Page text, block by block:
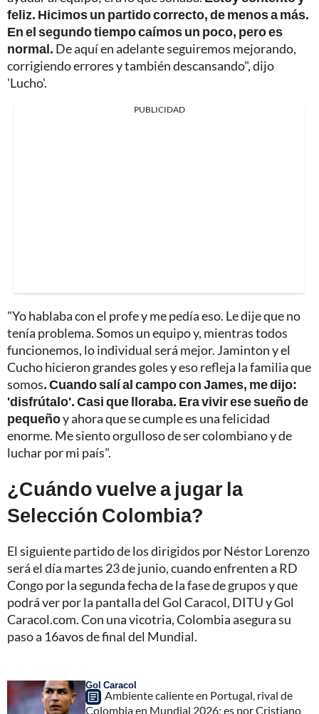
feliz. Hicimos un partido correcto, de menos a más.
En el segundo tiempo caímos un poco, pero es
normal. De aquí en adelante seguiremos mejorando,
corrigiendo errores y también descansando", dijo
'Lucho'.
PUBLICIDAD
"Yo hablaba con el profe y me pedía eso. Le dije que no
tenía problema. Somos un equipo y, mientras todos
funcionemos, lo individual será mejor. Jaminton y el
Cucho hicieron grandes goles y eso refleja la familia que
somos. Cuando salí al campo con James, me dijo:
'disfrútalo'. Casi que lloraba. Era vivir ese sueño de
pequeñoy ahora que se cumple es una felicidad
enorme. Me siento orgulloso de ser colombiano y de
luchar por mi país".
¿Cuándo vuelve a jugar la
Selección Colombia?
El siguiente partido de los dirigidos por Néstor Lorenzo
será el día martes 23 de junio, cuando enfrenten a RD
Congo por la segunda fecha de la fase de grupos y que
podrá ver por la pantalla del Gol Caracol, DITU y Gol
Caracol.com. Con una vicotria, Colombia asegura su
paso a 16avos de final del Mundial.
Gol Caracol
Ambiente caliente en Portugal, rival de
Colombia en Mundial 2026; es por Cristiano